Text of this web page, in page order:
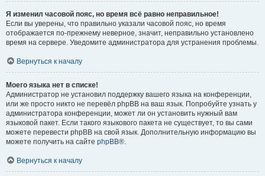
Я изменил часовой пояс, но время всё равно неправильное!
Если вы уверены, что правильно указали часовой пояс, но время
отображается по-прежнему неверное, значит, неправильно установлено
время на сервере. Уведомите администратора для устранения проблемы.
Вернуться к началу
Моего языка нет в списке!
Администратор не установил поддержку вашего языка на конференции,
или же просто никто не перевёл phpBB на ваш язык. Попробуйте узнать у
администратора конференции, может ли он установить нужный вам
языковой пакет. Если такого языкового пакета не существует, то вы сами
можете перевести phpBB на свой язык. Дополнительную информацию вы
можете получить на сайте phpBB®.
Вернуться к началу